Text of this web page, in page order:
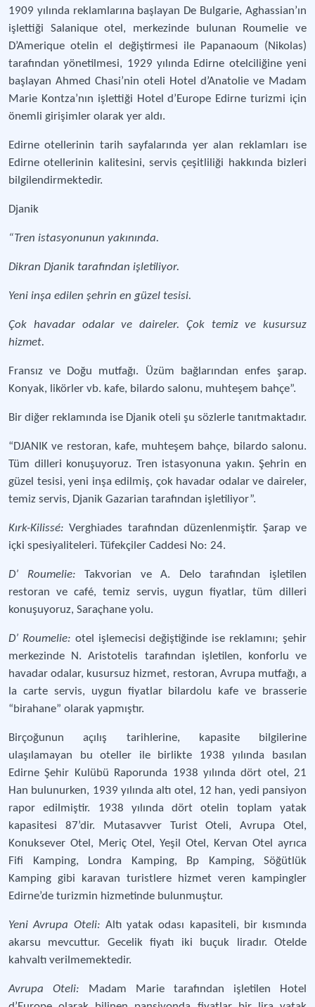
1909 yılında reklamlarına başlayan De Bulgarie, Aghassian’ın
işlettiği Salanique otel, merkezinde bulunan Roumelie ve
D’Amerique otelin el değiştirmesi ile Papanaoum (Nikolas)
tarafından yönetilmesi, 1929 yılında Edirne otelciliğine yeni
başlayan Ahmed Chasi’nin oteli Hotel d’Anatolie ve Madam
Marie Kontza’nın işlettiği Hotel d’Europe Edirne turizmi için
önemli girişimler olarak yer aldı.
Edirne otellerinin tarih sayfalarında yer alan reklamları ise
Edirne otellerinin kalitesini, servis çeşitliliği hakkında bizleri
bilgilendirmektedir.
Djanik
“Tren istasyonunun yakınında.
Dikran Djanik tarafından işletiliyor.
Yeni inşa edilen şehrin en güzel tesisi.
Çok havadar odalar ve daireler. Çok temiz ve kusursuz
hizmet.
Fransız ve Doğu mutfağı. Üzüm bağlarından enfes şarap.
Konyak, likörler vb. kafe, bilardo salonu, muhteşem bahçe”.
Bir diğer reklamında ise Djanik oteli şu sözlerle tanıtmaktadır.
“DJANIK ve restoran, kafe, muhteşem bahçe, bilardo salonu.
Tüm dilleri konuşuyoruz. Tren istasyonuna yakın. Şehrin en
güzel tesisi, yeni inşa edilmiş, çok havadar odalar ve daireler,
temiz servis, Djanik Gazarian tarafından işletiliyor”.
Kırk-Kilissé:Verghiades tarafından düzenlenmiştir. Şarap ve
içki spesiyaliteleri. Tüfekçiler Caddesi No: 24.
D’ Roumelie:Takvorian ve A. Delo tarafından işletilen
restoran ve café, temiz servis, uygun fiyatlar, tüm dilleri
konuşuyoruz, Saraçhane yolu.
D’ Roumelie: otel işlemecisi değiştiğinde ise reklamını; şehir
merkezinde N. Aristotelis tarafından işletilen, konforlu ve
havadar odalar, kusursuz hizmet, restoran, Avrupa mutfağı, a
la carte servis, uygun fiyatlar bilardolu kafe ve brasserie
“birahane” olarak yapmıştır.
Birçoğunun açılış tarihlerine, kapasite bilgilerine
ulaşılamayan bu oteller ile birlikte 1938 yılında basılan
Edirne Şehir Kulübü Raporunda 1938 yılında dört otel, 21
Han bulunurken, 1939 yılında altı otel, 12 han, yedi pansiyon
rapor edilmiştir. 1938 yılında dört otelin toplam yatak
kapasitesi 87’dir. Mutasavver Turist Oteli, Avrupa Otel,
Konuksever Otel, Meriç Otel, Yeşil Otel, Kervan Otel ayrıca
Fifi Kamping, Londra Kamping, Bp Kamping, Söğütlük
Kamping gibi karavan turistlere hizmet veren kampingler
Edirne’de turizmin hizmetinde bulunmuştur.
Yeni Avrupa Oteli: Altı yatak odası kapasiteli, bir kısmında
akarsu mevcuttur. Gecelik fiyatı iki buçuk liradır. Otelde
kahvaltı verilmemektedir.
Avrupa Oteli:
Madam Marie tarafından işletilen Hotel